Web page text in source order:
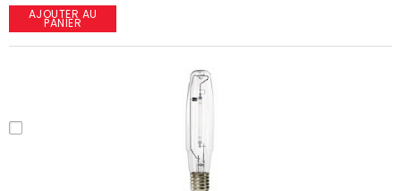
AJOUTER AU
PANIER